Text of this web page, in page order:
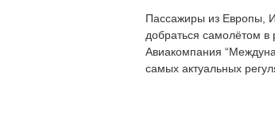
Пассажиры из Европы,
добраться самолётом в
Авиакомпания
самых актуальных